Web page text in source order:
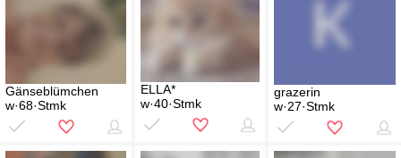
Gänseblümchen
w·68·Stmk
ELLA*
w·40·Stmk
grazerin
w·27·Stmk